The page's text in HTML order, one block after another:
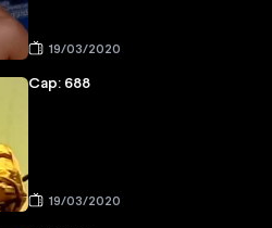
19/03/2020
Cap: 688
19/03/2020